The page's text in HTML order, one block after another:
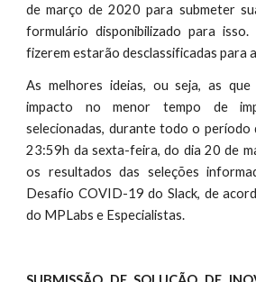
de março de 2020 para submeter
formulário disponibilizado para
fizerem estarão desclassificadas para
As melhores ideias, ou seja, as
impacto no menor tempo de
selecionadas, durante todo o período
23:59h da sexta-feira, do dia 20 de
os resultados das seleções
Desafio COVID-19 do Slack, de
do MPLabs e Especialistas.